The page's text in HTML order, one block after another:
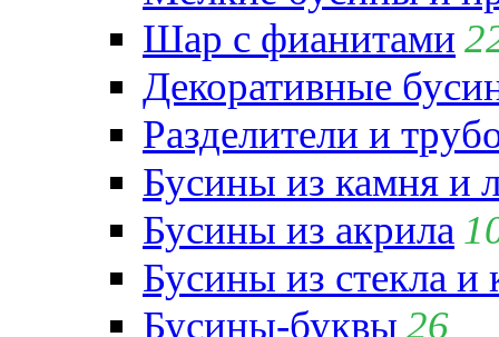
Шар с фианитами
Декоративные
Разделители и
Бусины из камня и
Бусины из акрила
Бусины из стекла и
Бусины-буквы 26